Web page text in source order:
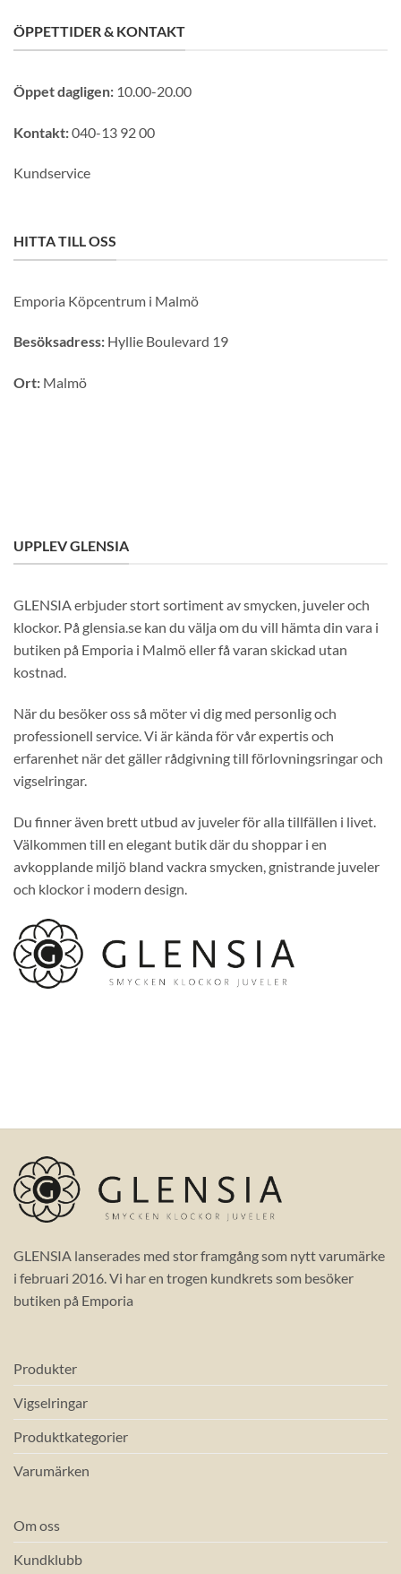
ÖPPETTIDER & KONTAKT
Öppet dagligen: 10.00-20.00
Kontakt:040-13 92 00
Kundservice
HITTA TILL OSS
Emporia Köpcentrum i Malmö
Besöksadress: Hyllie Boulevard 19
Ort: Malmö
UPPLEV GLENSIA
GLENSIA erbjuder stort sortiment av smycken, juveler och
klockor. På glensia.se kan du välja om du vill hämta din vara i
butiken på Emporia i Malmö eller få varan skickad utan
kostnad.
När du besöker oss så möter vi dig med personlig och
professionell service. Vi är kända för vår expertis och
erfarenhet när det gäller rådgivning till förlovningsringar och
vigselringar.
Du finner även brett utbud av juveler för alla tillfällen i livet.
Välkommen till en elegant butik där du shoppar i en
avkopplande miljö bland vackra smycken, gnistrande juveler
och klockor i modern design.
GLENSIA lanserades med stor framgång som nytt varumärke
i februari 2016. Vi har en trogen kundkrets som besöker
butiken på Emporia
Produkter
Vigselringar
Produktkategorier
Varumärken
Om oss
Kundklubb
GLENSIA KUNDKLUBB
BLI MEDLEM